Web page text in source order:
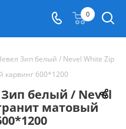
0
Зип белый / Nevel White Zip
карвинг 600*1200
Зип белый / Nevel
матовый